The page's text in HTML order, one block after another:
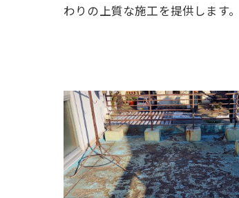
わりの上質な施工を提供します。